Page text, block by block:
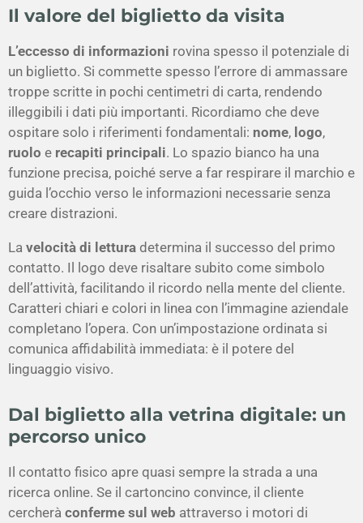
Il valore del biglietto da visita
L’eccesso di informazioni rovina spesso il potenziale di
un biglietto. Si commette spesso l’errore di ammassare
troppe scritte in pochi centimetri di carta, rendendo
illeggibili i dati più importanti. Ricordiamo che deve
ospitare solo i riferimenti fondamentali: nome, logo,
ruolo e recapiti principali. Lo spazio bianco ha una
funzione precisa, poiché serve a far respirare il marchio e
guida l’occhio verso le informazioni necessarie senza
creare distrazioni.
La velocità di lettura determina il successo del primo
contatto. Il logo deve risaltare subito come simbolo
dell’attività, facilitando il ricordo nella mente del cliente.
Caratteri chiari e colori in linea con l’immagine aziendale
completano l’opera. Con un’impostazione ordinata si
comunica affidabilità immediata: è il potere del
linguaggio visivo.
Dal biglietto alla vetrina digitale: un
percorso unico
Il contatto fisico apre quasi sempre la strada a una
ricerca online. Se il cartoncino convince, il cliente
cercherà conferme sul web attraverso i motori di